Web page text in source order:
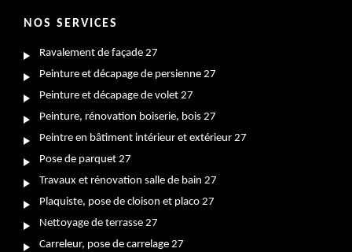
NOS SERVICES
Ravalement de façade 27
Peinture et décapage de persienne 27
Peinture et décapage de volet 27
Peinture, rénovation boiserie, bois 27
Peintre en bâtiment intérieur et extérieur 27
Pose de parquet 27
Travaux et rénovation salle de bain 27
Plaquiste, pose de cloison et placo 27
Nettoyage de terrasse 27
Carreleur, pose de carrelage 27